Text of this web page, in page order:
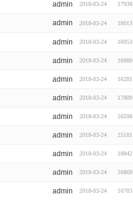
admin 2018-03-24 17938
admin 2018-03-24 18013
admin 2018-03-24 16953
admin 2018-03-24 16980
admin 2018-03-24 16281
admin 2018-03-24 17809
admin 2018-03-24 16598
admin 2018-03-24 25181
admin 2018-03-24 18842
admin 2018-03-24 16869
admin 2018-03-24 16703